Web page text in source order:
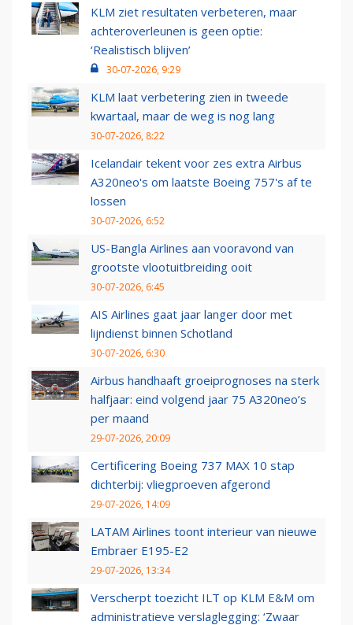
KLM ziet resultaten verbeteren, maar
achteroverleunen is geen optie:
‘Realistisch blijven’
30-07-2026, 9:29
KLM laat verbetering zien in tweede
kwartaal, maar de weg is nog lang
30-07-2026, 8:22
Icelandair tekent voor zes extra Airbus
A320neo's om laatste Boeing 757's af te
lossen
30-07-2026, 6:52
US-Bangla Airlines aan vooravond van
grootste vlootuitbreiding ooit
30-07-2026, 6:45
AIS Airlines gaat jaar langer door met
lijndienst binnen Schotland
30-07-2026, 6:30
Airbus handhaaft groeiprognoses na sterk
halfjaar: eind volgend jaar 75 A320neo’s
per maand
29-07-2026, 20:09
Certificering Boeing 737 MAX 10 stap
dichterbij: vliegproeven afgerond
29-07-2026, 14:09
LATAM Airlines toont interieur van nieuwe
Embraer E195-E2
29-07-2026, 13:34
Verscherpt toezicht ILT op KLM E&M om
administratieve verslaglegging: ‘Zwaar